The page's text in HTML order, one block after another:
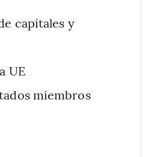
capitales y
UE
miembros